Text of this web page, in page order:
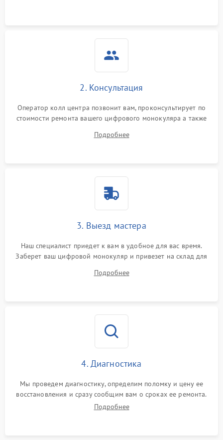
2. Консультация
Оператор колл центра позвонит вам, проконсультирует по
стоимости ремонта вашего цифрового монокуляра а также
Подробнее
3. Выезд мастера
Наш специалист приедет к вам в удобное для вас время.
Заберет ваш цифровой монокуляр и привезет на склад для
Подробнее
4. Диагностика
Мы проведем диагностику, определим поломку и цену ее
восстановления и сразу сообщим вам о сроках ее ремонта.
Подробнее